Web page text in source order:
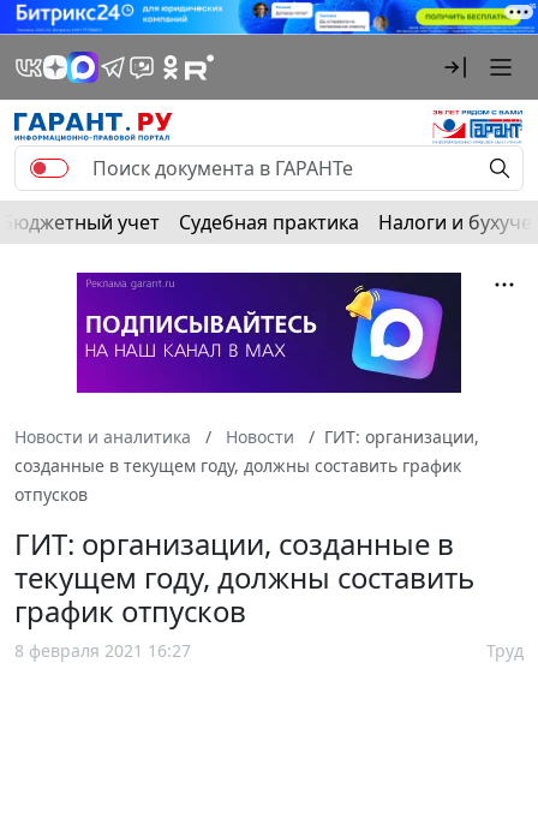
Бюджетный учет Судебная практика Налоги и
Новости и аналитика Новости
ГИТ: организации,
созданные в текущем году, должны составить график
отпусков
ГИТ: организации, созданные в
текущем году, должны составить
график отпусков
8 февраля 2021 16:27 Труд